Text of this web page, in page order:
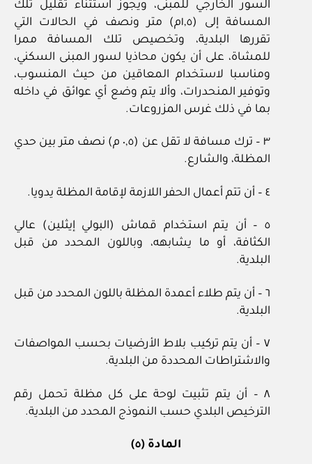
السور الخارجي للمبنى، ويجوز استثناء تقليل تلك
المسافة إلى (١,٥م) متر ونصف في الحالات التي
تقررها البلدية، وتخصيص تلك المسافة ممرا
للمشاة، على أن يكون محاذيا لسور المبنى السكني،
ومناسبا لاستخدام المعاقين من حيث المنسوب،
وتوفير المنحدرات، وألا يتم وضع أي عوائق في داخله
بما في ذلك غرس المزروعات.
٣ – ترك مسافة لا تقل عن (٠,٥ م) نصف متر بين حدي
المظلة، والشارع.
٤ – أن تتم أعمال الحفر اللازمة لإقامة المظلة يدويا.
٥ – أن يتم استخدام قماش (البولي إيثلين) عالي
الكثافة، أو ما يشابهه، وباللون المحدد من قبل
البلدية.
٦ – أن يتم طلاء أعمدة المظلة باللون المحدد من قبل
البلدية.
٧ – أن يتم تركيب بلاط الأرضيات بحسب المواصفات
والاشتراطات المحددة من البلدية.
٨ – أن يتم تثبيت لوحة على كل مظلة تحمل رقم
الترخيص البلدي حسب النموذج المحدد من البلدية.
المادة (٥)